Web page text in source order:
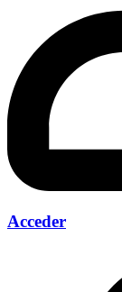
Acceder